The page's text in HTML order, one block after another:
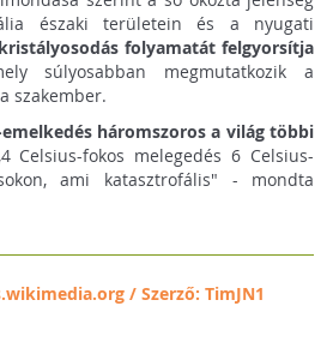
északi területein és a nyugati
folyamatát felgyorsítja
súlyosabban megmutatkozik a
szakember.
háromszoros a világ többi
Celsius-fokos melegedés 6 Celsius-
ami katasztrofális" - mondta
/ Szerző: TimJN1